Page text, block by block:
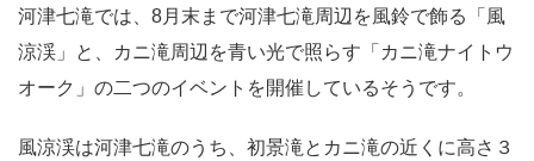
河津七滝では、8月末まで河津七滝周辺を風鈴で飾る「風
涼渓」と、カニ滝周辺を青い光で照らす「カニ滝ナイトウ
オーク」の二つのイベントを開催しているそうです。
風涼渓は河津七滝のうち、初景滝とカニ滝の近くに高さ３